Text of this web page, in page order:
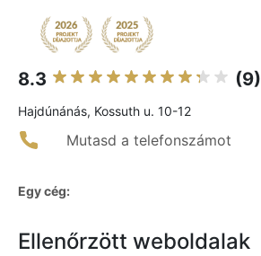
8.3 (9)
Hajdúnánás, Kossuth u. 10-12
Mutasd a telefonszámot
Egy cég:
Ellenőrzött weboldalak